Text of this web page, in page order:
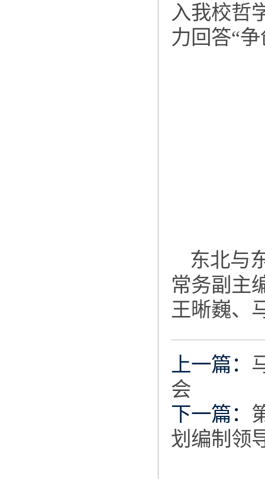
入我校哲
力回答“
东北与
常务副主
王晰巍、
上一篇：
会
下一篇：
划编制领